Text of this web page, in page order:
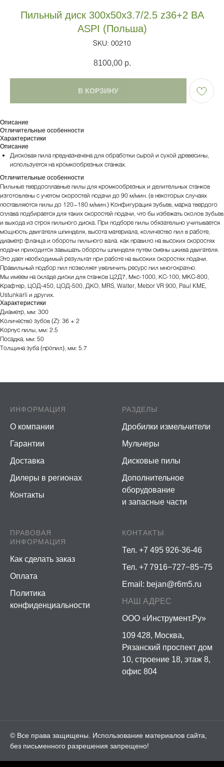
Пильный диск 300х50х3.7/2.5 z36+2 BA
ASPI (Польша)
SKU: 00210
8100,00 р.
В КОРЗИНУ
Описание
Отличительные особенности
Характеристики
Описание
Дисковая пила предназначена для обработки сырой и сухой древесины,
используется на кромкообрезных станках.
Отличительные особенности
Пильные твердосплавные пилы для кромкообрезных и делительных станков
изготовлены с учетом скоростей подачи до 90 м/мин. (в некоторых случаях
поставляются пилы до 120−180 м/мин.) Конфигурация зубьев, марка твердого
сплава подбирается для таких скоростей подачи, что бы избежать сколов зубьев
и выхода из строя пильного диска. При подборе пилы обязательно учитывается
мощность двигателя шпинделя, высота материала, количество пил в работе,
диаметр фланца и обороты пильного вала. как правило на высоких скоростях
подачи приходится завышать обороты шпинделя путем смены шкива двигателя.
Это дает необходимый результат при работе на высоких скоростях подачи.
Правильный подбор пил позволяет увеличить ресурс пил многократно.
Мы имеем на складе диски для станков Ц2Д7, Мкс-1000, КС-100, МКС-800,
Крафтер, ЦОД-450, ЦОД-500, ДКО, MRS, Walter, Mebor VR 900, Paul KME,
Ustunkarli и других.
Характеристики
Диаметр, мм: 300
Количество зубов (Z): 36 + 2
Корпус пилы, мм: 2.5
Посадка, мм: 50
Толщина зуба (пропил), мм: 5.7
ИНФОРМАЦИЯ
О компании
Гарантии
Доставка
Дилеры в регионах
Контакты
РАЗДЕЛЫ
Дробилки измельчители
Мульчеры
Дисковые пилы
Дополнительное
оборудование
и запасные части
ПРАВОВАЯ
ИНФОРМАЦИЯ
Как сделать заказ
Оплата
Политика
конфиденциальности
КОНТАКТЫ
Тел. +7 495 926-36-46
Тел. +7 7916−727−85−75
Email: bejan@r6m5.ru
НАШ АДРЕС
ООО «Инструмент.Ру»
109 428, Москва,
Рязанский проспект дом
10, строение 18, этаж 8,
офис 804
© Все права защищены. Использование материалов сайта,
без письменного разрешения запрещено!